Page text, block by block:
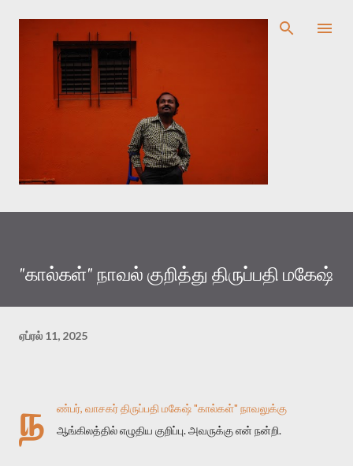
முதன்மை உள்ளடக்கத்திற்குச் செல்
"கால்கள்" நாவல் குறித்து திருப்பதி மகேஷ்
ஏப்ரல் 11, 2025
ந
ண்பர், வாசகர் திருப்பதி மகேஷ் "கால்கள்" நாவலுக்கு
ஆங்கிலத்தில் எழுதிய குறிப்பு. அவருக்கு என் நன்றி.